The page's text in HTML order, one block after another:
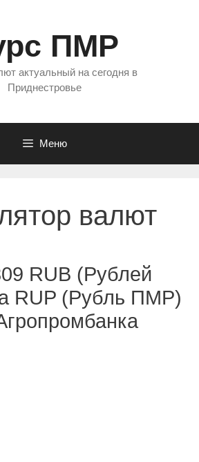
ПМР
актуальный на сегодня в
Приднестровье
Меню
валют
RUB (Рублей
RUP (Рубль ПМР)